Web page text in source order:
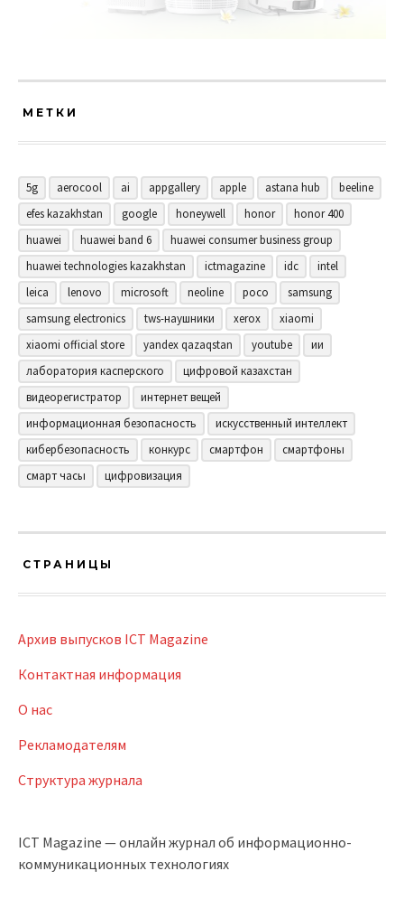
МЕТКИ
5g aerocool ai appgallery apple astana hub
beeline
efes kazakhstan
google honeywell honor
honor 400
huawei
huawei band 6
huawei consumer business group
huawei technologies kazakhstan
ictmagazine idc
intel
leica
lenovo microsoft neoline poco
samsung
samsung electronics
tws-наушники xerox
xiaomi
xiaomi official store
yandex qazaqstan youtube
ии
лаборатория касперского
цифровой казахстан
видеорегистратор
интернет вещей
информационная безопасность
искусственный интеллект
кибербезопасность
конкурс смартфон
смартфоны
смарт часы
цифровизация
СТРАНИЦЫ
Архив выпусков ICT Magazine
Контактная информация
О нас
Рекламодателям
Структура журнала
ICT Magazine — онлайн журнал об информационно-
коммуникационных технологиях